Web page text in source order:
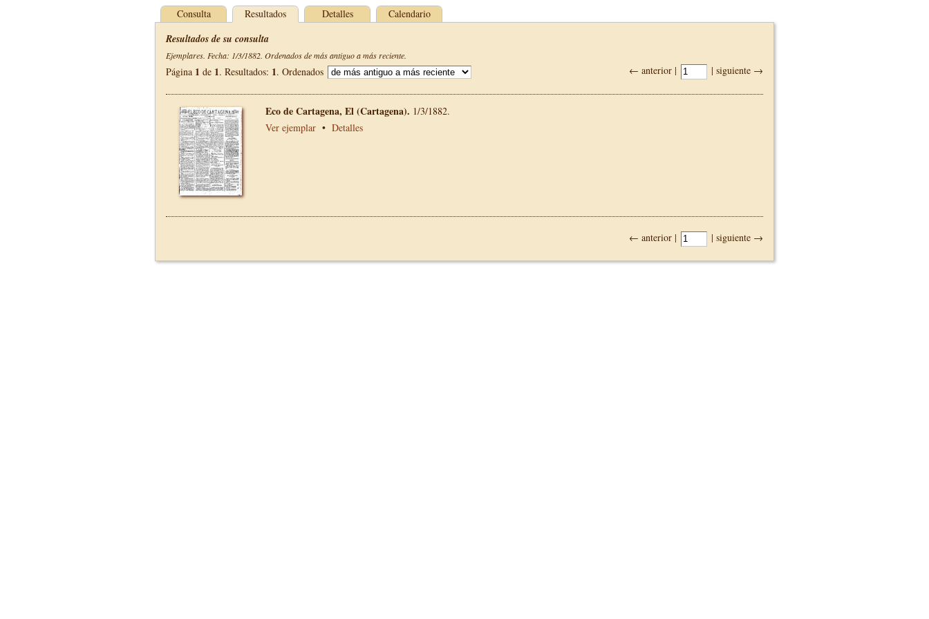
Consulta Resultados Detalles Calendario
Resultados de su consulta
Ejemplares. Fecha: 1/3/1882. Ordenados de más antiguo a más reciente.
← anterior | | siguiente →
Página 1 de 1. Resultados: 1. Ordenados
Eco de Cartagena, El (Cartagena). 1/3/1882.
Ver ejemplar • Detalles
← anterior | | siguiente →